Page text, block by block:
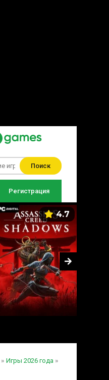
Поиск
Регистрация
4.7
» Игры 2026 года »